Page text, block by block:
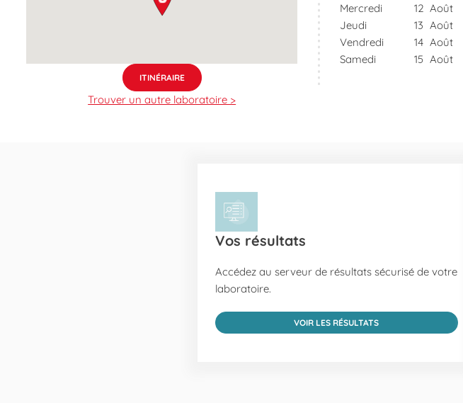
ITINÉRAIRE
Trouver un autre laboratoire >
Mercredi
12 Août
Jeudi
13 Août
Vendredi
14 Août
Samedi
15 Août
Vos résultats
Accédez au serveur de résultats sécurisé de votre
laboratoire.
VOIR LES RÉSULTATS